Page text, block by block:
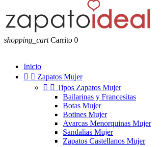
shopping_cart Carrito 0
Inicio
  Zapatos Mujer
  Tipos Zapatos Mujer
Bailarinas y Francesitas
Botas Mujer
Botines Mujer
Avarcas Menorquinas Mujer
Sandalias Mujer
Zapatos Castellanos Mujer